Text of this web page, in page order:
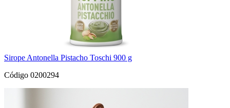
Sirope Antonella Pistacho Toschi 900 g
Código 0200294